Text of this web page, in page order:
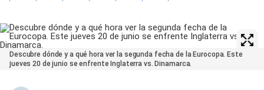
Descubre dónde y a qué hora ver la segunda fecha de la Eurocopa. Este
jueves 20 de junio se enfrente Inglaterra vs. Dinamarca.